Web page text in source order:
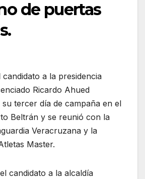
de puertas
candidato a la presidencia
Ricardo Ahued
su tercer día de campaña en el
Beltrán y se reunió con la
Veracruzana y la
Master.
candidato a la alcaldía